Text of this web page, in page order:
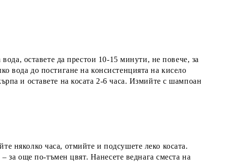
оставете да престои 10-15 минути, не повече, за
вода до постигане на консистенцията на кисело
и оставете на косата 2-6 часа. Измийте с шампоан
няколко часа, отмийте и подсушете леко косата.
за още по-тъмен цвят. Нанесете веднага сместа на